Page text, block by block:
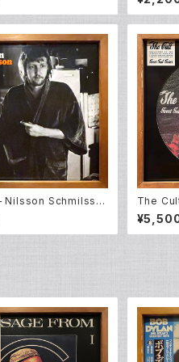
Nilsson Schmilsso
The
(Picture